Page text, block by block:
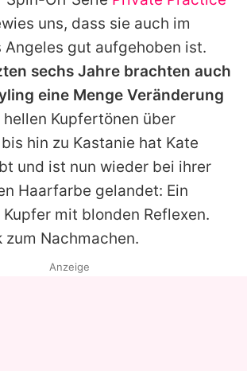
uns, dass sie auch im
Angeles gut aufgehoben ist.
sechs Jahre brachten auch
eine Menge Veränderung
hellen Kupfertönen über
hin zu Kastanie hat Kate
und ist nun wieder bei ihrer
Haarfarbe gelandet: Ein
mit blonden Reflexen.
zum Nachmachen.
Anzeige